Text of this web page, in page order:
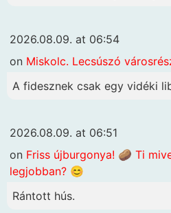
2026.08.09. at 06:54
on Miskolc. Lecsúszó
A fidesznek csak egy vidéki
2026.08.09. at 06:51
on Friss újburgonya! 🥔 Ti
legjobban? 😊
Rántott hús.